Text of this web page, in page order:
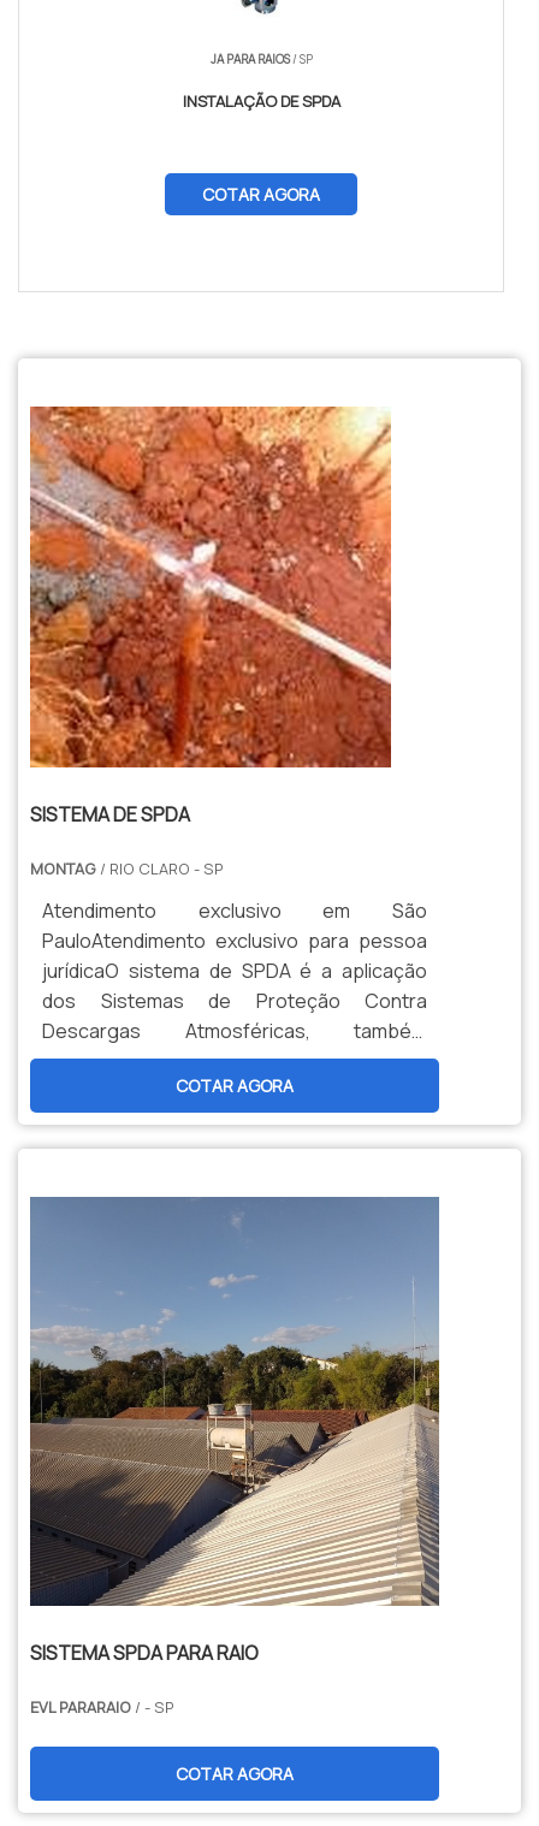
JA PARA RAIOS/ SP
INSTALAÇÃO DE SPDA
COTAR AGORA
SISTEMA DE SPDA
MONTAG / RIO CLARO - SP
Atendimento exclusivo em São
PauloAtendimento exclusivo para pessoa
jurídicaO sistema de SPDA é a aplicação
dos Sistemas de Proteção Contra
Descargas Atmosféricas, também
conhecido como para-raios. Esse serviço
oferece uma série de dispositivos,
instalados nos pontos mais elevados de
estruturas, edificações ou
conectados à terra, através de condutores
COTAR AGORA
SISTEMA SPDA PARA RAIO
EVL PARARAIO / - SP
COTAR AGORA